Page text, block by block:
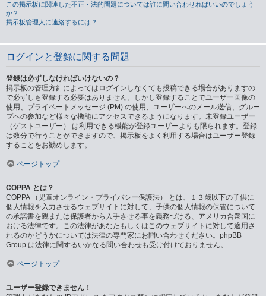
この掲示板に関連した不正・法的問題については誰に問い合わせればいいのでしょう
か？
掲示板管理人に連絡するには？
ログインと登録に関する問題
登録は必ずしなければいけないの？
掲示板の管理方針によってはログインしなくても投稿できる場合がありますの
で必ずしも登録する必要はありません。しかし登録することでユーザー画像の
使用、プライベートメッセージ (PM) の使用、ユーザーへのメール送信、グルー
プへの参加など様々な機能にアクセスできるようになります。未登録ユーザー
（ゲストユーザー） は利用できる機能が登録ユーザーよりも限られます。登録
は数分で行うことができますので、掲示板をよく利用する場合はユーザー登録
することをお勧めします。
ページトップ
COPPA とは？
COPPA （児童オンライン・プライバシー保護法） とは、１３歳以下の子供に
個人情報を入力させるウェブサイトに対して、子供の個人情報の保管について
の承諾書を親または保護者から入手させる事を義務づける、アメリカ合衆国に
おける法律です。この法律があなたもしくはこのウェブサイトに対して適用さ
れるのかどうかについては法律の専門家にお問い合わせください。phpBB
Group は法律に関するいかなる問い合わせも受け付けておりません。
ページトップ
ユーザー登録できません！